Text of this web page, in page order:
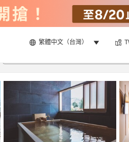
繁體中文（台灣）